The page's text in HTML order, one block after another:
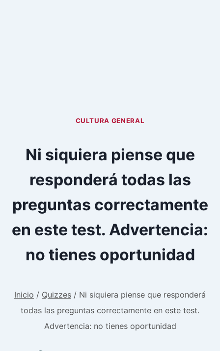
CULTURA GENERAL
Ni siquiera piense que
responderá todas las
preguntas correctamente
en este test. Advertencia:
no tienes oportunidad
Inicio / Quizzes / Ni siquiera piense que responderá
todas las preguntas correctamente en este test.
Advertencia: no tienes oportunidad